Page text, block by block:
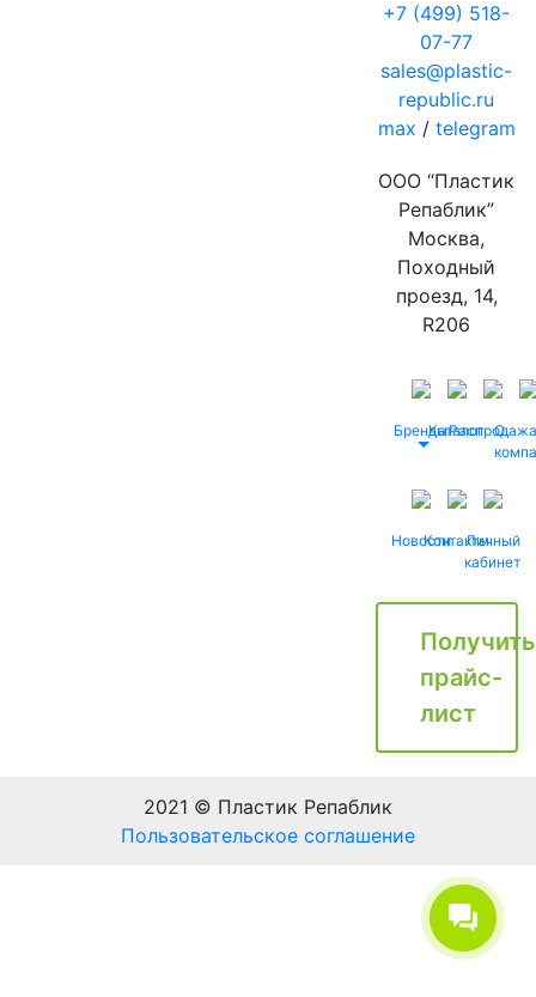
+7 (499) 518-
07-77
sales@plastic-
republic.ru
max / telegram
ООО “Пластик
Репаблик”
Москва,
Походный
проезд, 14,
R206
БрендыКаталог
Распродажа
О
НовостиКонтактыЛичный
кабинет
Получить
прайс-
лист
2021 © Пластик Репаблик
Пользовательское соглашение